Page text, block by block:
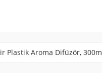
Aroma Difüzör Makinesi